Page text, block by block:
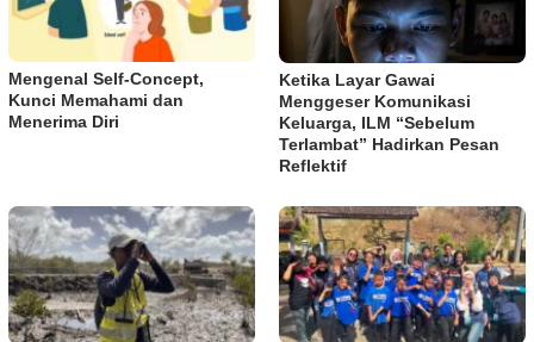
Mengenal Self-Concept,
Kunci Memahami dan
Menerima Diri
Ketika Layar Gawai
Menggeser Komunikasi
Keluarga, ILM “Sebelum
Terlambat” Hadirkan Pesan
Reflektif